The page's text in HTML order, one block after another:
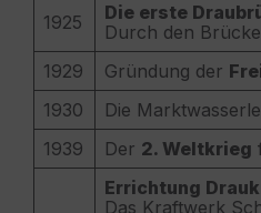
1925
Die erste
Durch den
1929
Gründung der
1930
Die
1939
Der 2. Weltkrieg
Errichtung
Das Kraftwerk